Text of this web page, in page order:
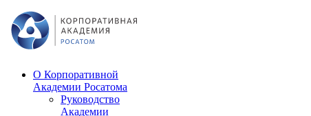
О Корпоративной
Академии Росатома
Руководство
Академии